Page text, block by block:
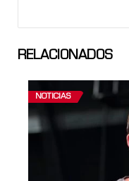
RELACIONADOS
NOTICIAS